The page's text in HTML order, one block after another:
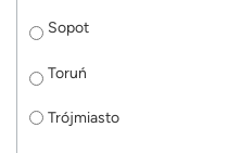
Sopot
Toruń
Trójmiasto